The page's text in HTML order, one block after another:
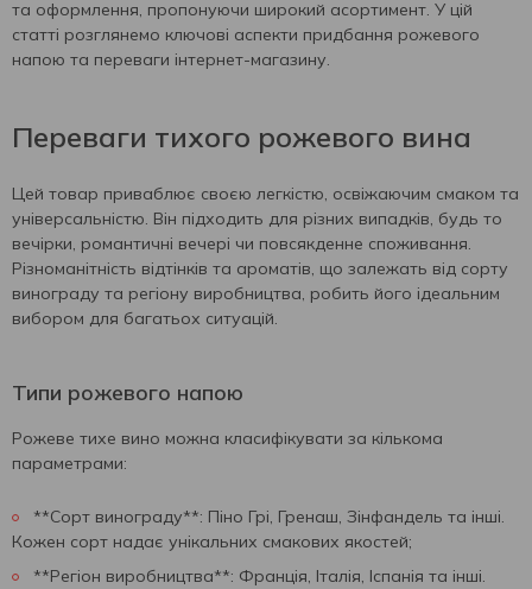
та оформлення, пропонуючи широкий асортимент. У цій
статті розглянемо ключові аспекти придбання рожевого
напою та переваги інтернет-магазину.
Переваги тихого рожевого вина
Цей товар приваблює своєю легкістю, освіжаючим смаком та
універсальністю. Він підходить для різних випадків, будь то
вечірки, романтичні вечері чи повсякденне споживання.
Різноманітність відтінків та ароматів, що залежать від сорту
винограду та регіону виробництва, робить його ідеальним
вибором для багатьох ситуацій.
Типи рожевого напою
Рожеве тихе вино можна класифікувати за кількома
параметрами:
**Сорт винограду**: Піно Грі, Гренаш, Зінфандель та інші.
Кожен сорт надає унікальних смакових якостей;
**Регіон виробництва**: Франція, Італія, Іспанія та інші.